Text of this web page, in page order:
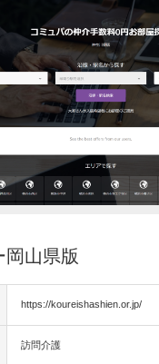
岡山県版
https://koureishashien.or.jp/
訪問介護
い＋宿泊
型小規模施設